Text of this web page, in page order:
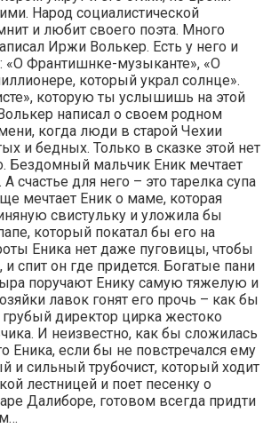
Народ социалистической
и любит своего поэта. Много
Иржи Волькер. Есть у него и
«О Франтишнке-музыканте», «О
который украл солнце».
которую ты услышишь на этой
написал о своем родном
когда люди в старой Чехии
и бедных. Только в сказке этой нет
Бездомный мальчик Еник мечтает
счастье для него – это тарелка супа
мечтает Еник о маме, которая
свистульку и уложила бы
который покатал бы его на
Еника нет даже пуговицы, чтобы
и спит он где придется. Богатые пани
поручают Енику самую тяжелую и
лавок гонят его прочь – как бы
грубый директор цирка жестоко
И неизвестно, как бы сложилась
Еника, если бы не повстречался ему
и сильный трубочист, который ходит
лестницей и поет песенку о
Далиборе, готовом всегда придти